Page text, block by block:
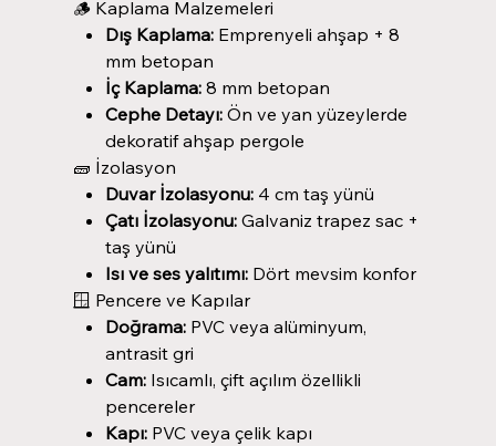
🪵 Kaplama Malzemeleri
Dış Kaplama:Emprenyeli ahşap + 8
mm betopan
İç Kaplama:8 mm betopan
Cephe Detayı:Ön ve yan yüzeylerde
dekoratif ahşap pergole
🧱 İzolasyon
Duvar İzolasyonu:4 cm taş yünü
Çatı İzolasyonu:Galvaniz trapez sac +
taş yünü
Isı ve ses yalıtımı:Dört mevsim konfor
🪟 Pencere ve Kapılar
Doğrama:PVC veya alüminyum,
antrasit gri
Cam:Isıcamlı, çift açılım özellikli
pencereler
Kapı:PVC veya çelik kapı